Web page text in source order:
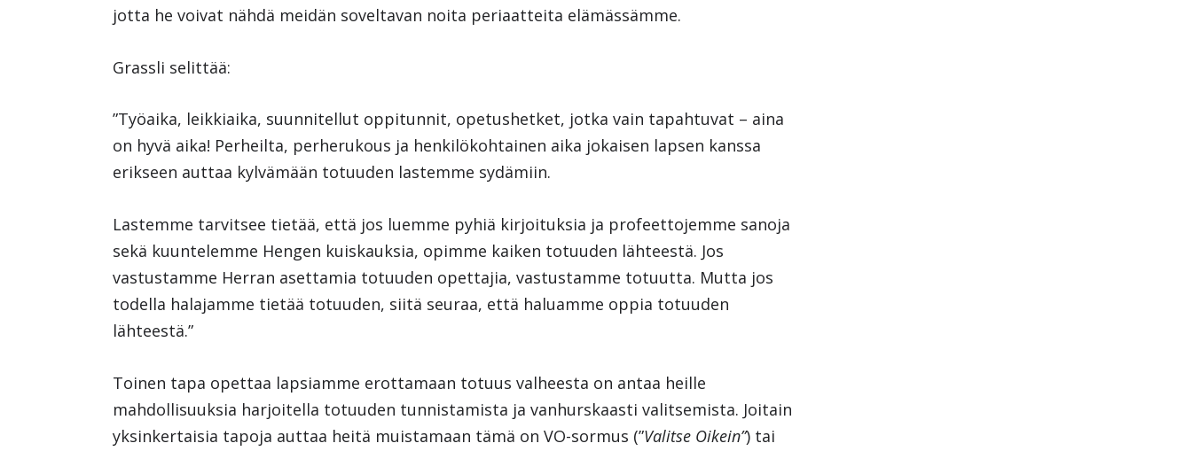
jotta he voivat nähdä meidän soveltavan noita periaatteita elämässämme.
Grassli selittää:
”Työaika, leikkiaika, suunnitellut oppitunnit, opetushetket, jotka vain tapahtuvat – aina
on hyvä aika! Perheilta, perherukous ja henkilökohtainen aika jokaisen lapsen kanssa
erikseen auttaa kylvämään totuuden lastemme sydämiin.
Lastemme tarvitsee tietää, että jos luemme pyhiä kirjoituksia ja profeettojemme sanoja
sekä kuuntelemme Hengen kuiskauksia, opimme kaiken totuuden lähteestä. Jos
vastustamme Herran asettamia totuuden opettajia, vastustamme totuutta. Mutta jos
todella halajamme tietää totuuden, siitä seuraa, että haluamme oppia totuuden
lähteestä.”
Toinen tapa opettaa lapsiamme erottamaan totuus valheesta on antaa heille
mahdollisuuksia harjoitella totuuden tunnistamista ja vanhurskaasti valitsemista. Joitain
yksinkertaisia tapoja auttaa heitä muistamaan tämä on VO-sormus (”Valitse Oikein”) tai